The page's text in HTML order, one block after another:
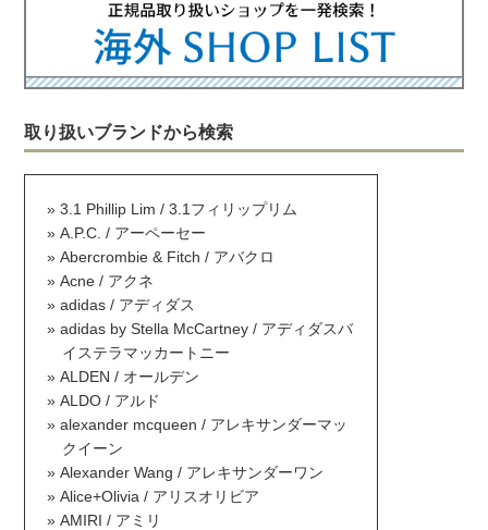
取り扱いブランドから検索
3.1 Phillip Lim / 3.1フィリップリム
A.P.C. / アーペーセー
Abercrombie & Fitch / アバクロ
Acne / アクネ
adidas / アディダス
adidas by Stella McCartney / アディダスバ
イステラマッカートニー
ALDEN / オールデン
ALDO / アルド
alexander mcqueen / アレキサンダーマッ
クイーン
Alexander Wang / アレキサンダーワン
Alice+Olivia / アリスオリビア
AMIRI / アミリ